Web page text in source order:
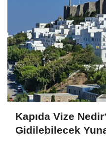
Kapıda Vize
Gidilebilecek